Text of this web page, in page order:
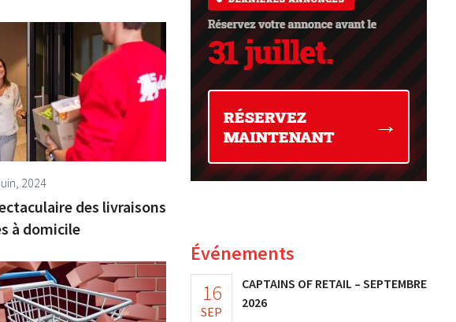
2024
des livraisons
à domicile
Événements
16
SEP
CAPTAINS OF RETAIL – SEPTEMBRE
2026